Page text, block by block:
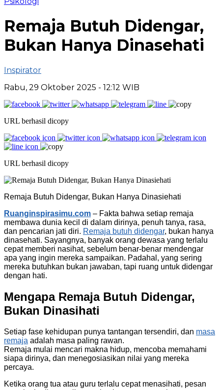
Remaja Butuh Didengar,
Bukan Hanya Dinasehati
Inspirator
Rabu, 29 Oktober 2025 - 12:12 WIB
URL berhasil dicopy
URL berhasil dicopy
Remaja Butuh Didengar, Bukan Hanya Dinasiehati
Ruanginspirasimu.com – Fakta bahwa setiap remaja
membawa dunia kecil di dalam dirinya, penuh tanya, rasa,
dan pencarian jati diri. Remaja butuh didengar, bukan hanya
dinasehati. Sayangnya, banyak orang dewasa yang terlalu
cepat memberi nasihat, sebelum benar-benar mendengar
apa yang ingin mereka sampaikan. Padahal, yang sering
mereka butuhkan bukan jawaban, tapi ruang untuk didengar
dengan hati.
Mengapa Remaja Butuh Didengar,
Bukan Dinasihati
Setiap fase kehidupan punya tantangan tersendiri, dan masa
remaja adalah masa paling rawan.
Remaja mulai mencari makna hidup, mencoba memahami
siapa dirinya, dan menegosiasikan nilai yang mereka
percaya.
Ketika orang tua atau guru terlalu cepat menasihati, pesan